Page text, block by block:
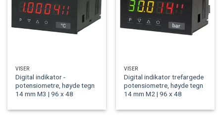
VISER
Digital indikator -
potensiometre, høyde tegn
14 mm M3 | 96 x 48
VISER
Digital indikator trefargede
potensiometre, høyde tegn
14 mm M2 | 96 x 48